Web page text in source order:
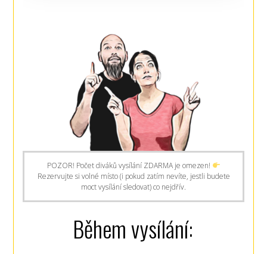
POZOR! Počet diváků vysílání ZDARMA je omezen!
Rezervujte si volné místo (i pokud zatím nevíte, jestli budete
moct vysílání sledovat) co nejdřív.
Během vysílání: